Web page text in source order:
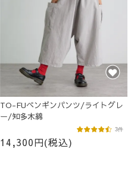
TO-FUペンギンパンツ/ライトグレ
ー/知多木綿
14,300円(税込)
3件